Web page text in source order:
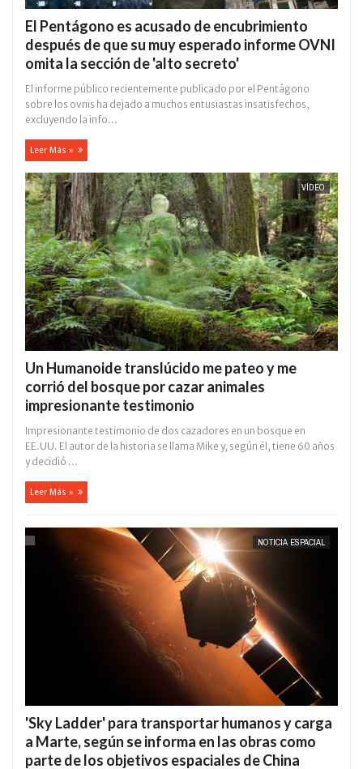
El Pentágono es acusado de encubrimiento
después de que su muy esperado informe OVNI
omita la sección de 'alto secreto'
El informe público recientemente publicado por el Pentágono
sobre los ovnis ha dejado a muchos entusiastas insatisfechos,
excluyendo la info...
Leer Más »
VÍDEO
Un Humanoide translúcido me pateo y me
corrió del bosque por cazar animales
impresionante testimonio
Impresionante testimonio de dos cazadores en un bosque en
EE.UU. El autor de la historia se llama Mike y, según él, tiene 60 años
y decidió ...
Leer Más »
NOTICIA ESPACIAL
'Sky Ladder' para transportar humanos y carga
a Marte, según se informa en las obras como
parte de los objetivos espaciales de China